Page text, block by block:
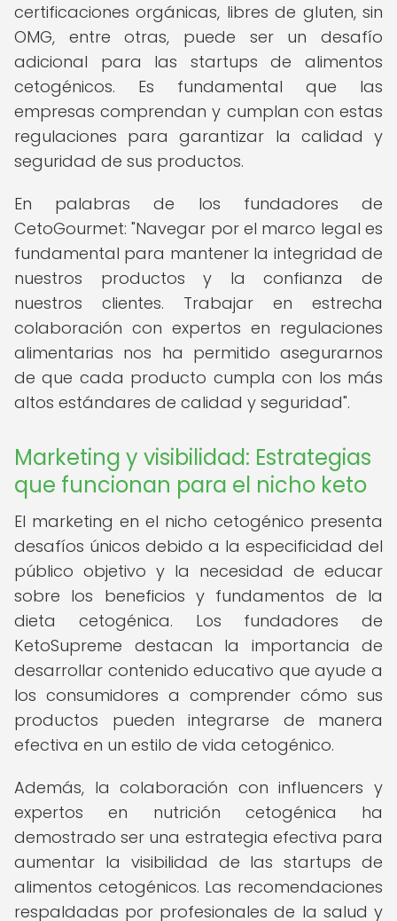
certificaciones orgánicas, libres de gluten, sin
OMG, entre otras, puede ser un desafío
adicional para las startups de alimentos
cetogénicos. Es fundamental que las
empresas comprendan y cumplan con estas
regulaciones para garantizar la calidad y
seguridad de sus productos.
En palabras de los fundadores de
CetoGourmet: "Navegar por el marco legal es
fundamental para mantener la integridad de
nuestros productos y la confianza de
nuestros clientes. Trabajar en estrecha
colaboración con expertos en regulaciones
alimentarias nos ha permitido asegurarnos
de que cada producto cumpla con los más
altos estándares de calidad y seguridad".
Marketing y visibilidad: Estrategias
que funcionan para el nicho keto
El marketing en el nicho cetogénico presenta
desafíos únicos debido a la especificidad del
público objetivo y la necesidad de educar
sobre los beneficios y fundamentos de la
dieta cetogénica. Los fundadores de
KetoSupreme destacan la importancia de
desarrollar contenido educativo que ayude a
los consumidores a comprender cómo sus
productos pueden integrarse de manera
efectiva en un estilo de vida cetogénico.
Además, la colaboración con influencers y
expertos en nutrición cetogénica ha
demostrado ser una estrategia efectiva para
aumentar la visibilidad de las startups de
alimentos cetogénicos. Las recomendaciones
respaldadas por profesionales de la salud y